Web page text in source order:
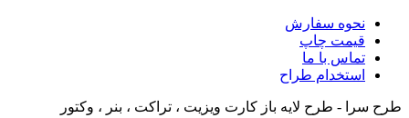
نحوه سفارش
قیمت چاپ
تماس با ما
استخدام طراح
طرح سرا - طرح لایه باز کارت ویزیت ، تراکت ، بنر ، وکتور